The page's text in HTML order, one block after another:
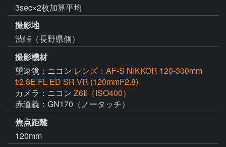
3sec×2枚加算平均
撮影地
渋峠（長野県側）
撮影機材
望遠鏡：ニコン レンズ：AF-S NIKKOR 120-300mm
f/2.8E FL ED SR VR (120mmF2.8)
カメラ：ニコン Z6Ⅱ（ISO400）
赤道義：GN170（ノータッチ）
焦点距離
120mm